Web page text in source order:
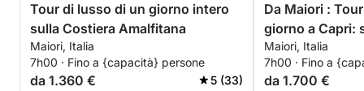
Tour di lusso di un giorno intero
sulla Costiera Amalfitana
Maiori, Italia
7h00 · Fino a {capacità} persone
da 1.360 € 5 (33)
Da Maiori :
giorno a Capri:
Amalfitana con
Maiori, Italia
7h00 · Fino a
da 1.700 €